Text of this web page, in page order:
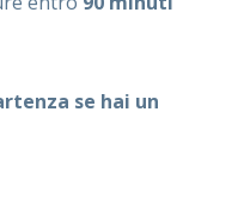
se hai un